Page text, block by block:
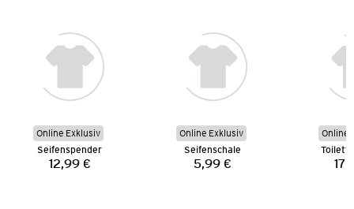
Online Exklusiv
Seifenspender
Preis:
12,99 €
Online Exklusiv
Seifenschale
Preis:
5,99 €
Online